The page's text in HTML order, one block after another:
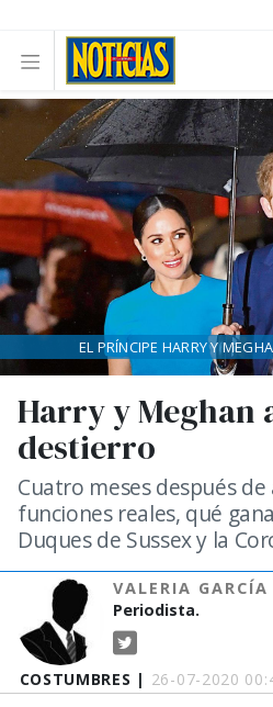
COSTUMBRES | 26-07-2020
Harry y Meghan
destierro
Cuatro meses después
funciones reales, qué
Duques de Sussex y la
VALERIA
Periodista.
EL PRÍNCIPE HARRY Y